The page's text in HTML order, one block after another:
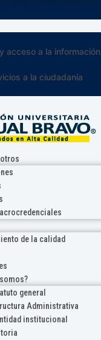
acceso a la información
a la ciudadanía
de la calidad
general
Administrativa
institucional